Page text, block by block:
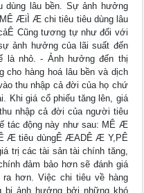
dùng lâu bền. Sự ảnh hưởng
ÆiÌ Æ chi tiêu tiêu dùng lâu
Cũng tương tự như đối với
ảnh hưởng của lãi suất đến
là nhỏ. - Ảnh hưởng đến thị
cho hàng hoá lâu bền và dịch
thu nhập cả đời của họ chứ
Khi giá cổ phiếu tăng lên, giá
nhập cả đời của người tiêu
tác động này như sau: MÊ Æ
Æ tiêu dùngÊ ÆADÊ Æ Y,PÊ
trị các tài sản tài chính tăng,
đảm bảo hơn sẽ đánh giá
hơn. Việc chi tiêu về hàng
bị ảnh hưởng bởi những khó